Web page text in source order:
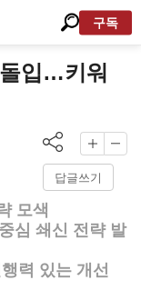
구독
입…키워
답글쓰기
모색
심 쇄신 전략 발
력 있는 개선